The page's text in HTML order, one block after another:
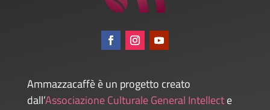
Ammazzacaffè è un progetto creato
dall’Associazione Culturale General Intellecte